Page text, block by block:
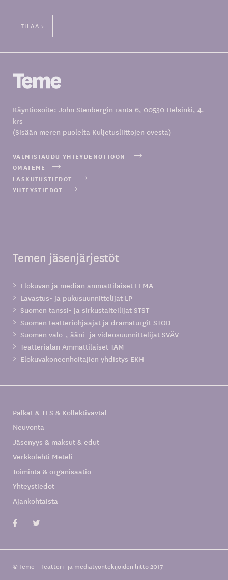
Käyntiosoite: John Stenbergin ranta 6, 00530 Helsinki, 4.
krs
(Sisään meren puolelta Kuljetusliittojen ovesta)
VALMISTAUDU YHTEYDENOTTOON
OMATEME
LASKUTUSTIEDOT
YHTEYSTIEDOT
Temen jäsenjärjestöt
Elokuvan ja median ammattilaiset ELMA
Lavastus- ja pukusuunnittelijat LP
Suomen tanssi- ja sirkustaiteilijat STST
Suomen teatteriohjaajat ja dramaturgit STOD
Suomen valo-, ääni- ja videosuunnittelijat SVÄV
Teatterialan Ammattilaiset TAM
Elokuvakoneenhoitajien yhdistys EKH
Palkat & TES & Kollektivavtal
Neuvonta
Jäsenyys & maksut & edut
Verkkolehti Meteli
Toiminta & organisaatio
Yhteystiedot
Ajankohtaista
© Teme – Teatteri- ja mediatyöntekijöiden liitto 2017